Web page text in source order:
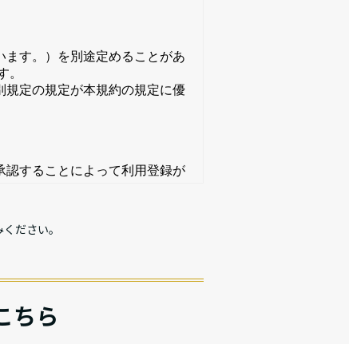
ださい。
ちら